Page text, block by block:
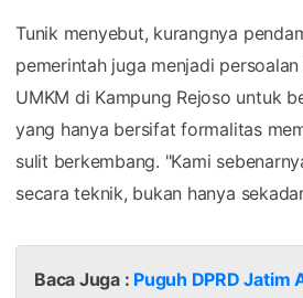
Tunik menyebut, kurangnya
pemerintah juga menjadi
UMKM di Kampung Rejoso untuk
yang hanya bersifat formalitas
sulit berkembang. "Kami
secara teknik, bukan hanya
Baca Juga : Puguh DPRD Jatim